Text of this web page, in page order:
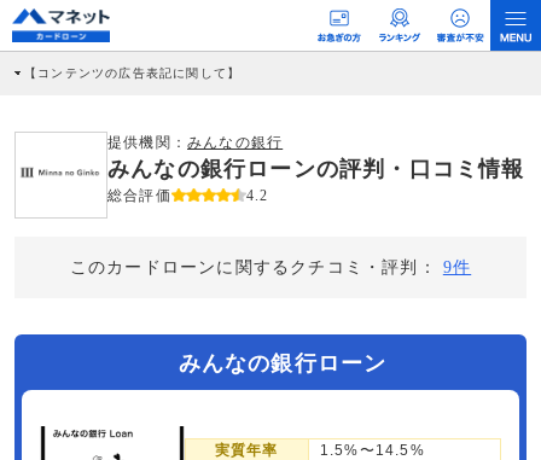
【コンテンツの広告表記に関して】
社に対して企業から紹介報酬が支払われるという収益モデルです。 ただし、特定の
商品を根拠なくPRするものではなく、当編集部の調査／ユーザーへの口コミ収集な
どに基づき、公平性を担保した情報提供を行っています。
提供機関： みんなの銀行
みんなの銀行ローンの評判・口コミ情報
総合評価 4.2
このカードローンに関するクチコミ・評判： 9件
みんなの銀行ローン
実質年率 1.5%〜14.5%